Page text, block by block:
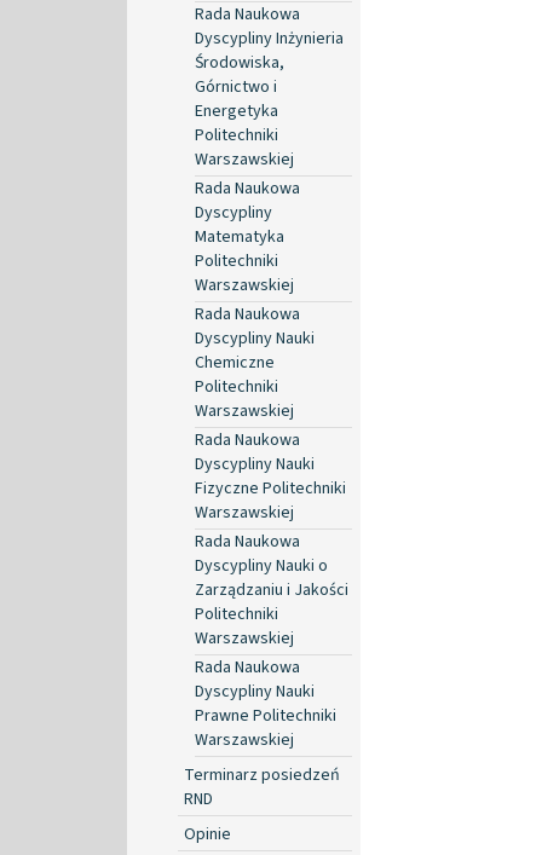
Rada Naukowa
Dyscypliny Inżynieria
Środowiska,
Górnictwo i
Energetyka
Politechniki
Warszawskiej
Rada Naukowa
Dyscypliny
Matematyka
Politechniki
Warszawskiej
Rada Naukowa
Dyscypliny Nauki
Chemiczne
Politechniki
Warszawskiej
Rada Naukowa
Dyscypliny Nauki
Fizyczne Politechniki
Warszawskiej
Rada Naukowa
Dyscypliny Nauki o
Zarządzaniu i Jakości
Politechniki
Warszawskiej
Rada Naukowa
Dyscypliny Nauki
Prawne Politechniki
Warszawskiej
Terminarz posiedzeń
RND
Opinie